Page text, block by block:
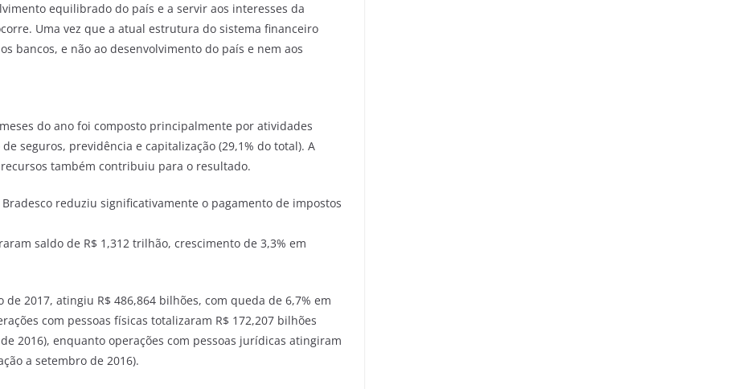
equilibrado do país e a servir aos interesses da
Uma vez que a atual estrutura do sistema financeiro
bancos, e não ao desenvolvimento do país e nem aos
do ano foi composto principalmente por atividades
seguros, previdência e capitalização (29,1% do total). A
também contribuiu para o resultado.
reduziu significativamente o pagamento de impostos
saldo de R$ 1,312 trilhão, crescimento de 3,3% em
2017, atingiu R$ 486,864 bilhões, com queda de 6,7% em
com pessoas físicas totalizaram R$ 172,207 bilhões
2016), enquanto operações com pessoas jurídicas atingiram
a setembro de 2016).